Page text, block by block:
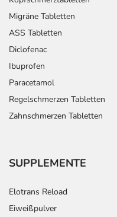
Migräne Tabletten
ASS Tabletten
Diclofenac
Ibuprofen
Paracetamol
Regelschmerzen Tabletten
Zahnschmerzen Tabletten
SUPPLEMENTE
Elotrans Reload
Eiweißpulver